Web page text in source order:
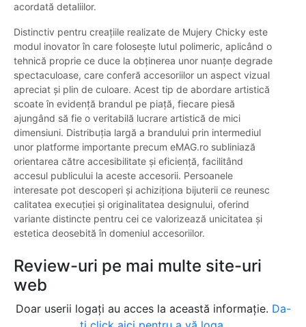
acordată detaliilor.
Distinctiv pentru creațiile realizate de Mujery Chicky este
modul inovator în care folosește lutul polimeric, aplicând o
tehnică proprie ce duce la obținerea unor nuanțe degrade
spectaculoase, care conferă accesoriilor un aspect vizual
apreciat și plin de culoare. Acest tip de abordare artistică
scoate în evidență brandul pe piață, fiecare piesă
ajungând să fie o veritabilă lucrare artistică de mici
dimensiuni. Distribuția largă a brandului prin intermediul
unor platforme importante precum eMAG.ro subliniază
orientarea către accesibilitate și eficiență, facilitând
accesul publicului la aceste accesorii. Persoanele
interesate pot descoperi și achiziționa bijuterii ce reunesc
calitatea execuției și originalitatea designului, oferind
variante distincte pentru cei ce valorizează unicitatea și
estetica deosebită în domeniul accesoriilor.
Review-uri pe mai multe site-uri
web
Doar userii logați au acces la această informație. Da-